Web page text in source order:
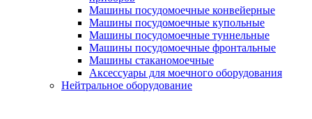
Машины посудомоечные конвейерные
Машины посудомоечные купольные
Машины посудомоечные туннельные
Машины посудомоечные фронтальные
Машины стаканомоечные
Аксессуары для моечного оборудования
Нейтральное оборудование